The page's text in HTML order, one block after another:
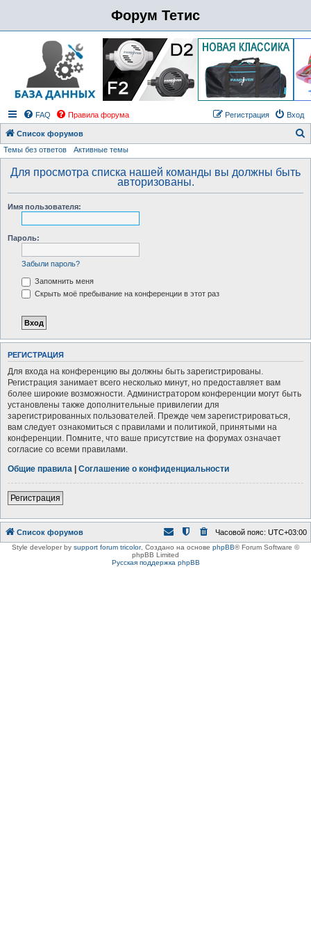
Форум Тетис
FAQ Правила форума Вход
Регистрация
Список форумов
Темы без ответов Активные темы
Для просмотра списка нашей команды вы должны быть
авторизованы.
Имя пользователя:
Пароль:
Забыли пароль?
Запомнить меня
Скрыть моё пребывание на конференции в этот раз
РЕГИСТРАЦИЯ
Для входа на конференцию вы должны быть зарегистрированы.
Регистрация занимает всего несколько минут, но предоставляет вам
более широкие возможности. Администратором конференции могут быть
установлены также дополнительные привилегии для
зарегистрированных пользователей. Прежде чем зарегистрироваться,
вам следует ознакомиться с правилами и политикой, принятыми на
конференции. Помните, что ваше присутствие на форумах означает
согласие со всеми правилами.
Общие правила | Соглашение о конфиденциальности
Регистрация
Список форумов Часовой пояс: UTC+03:00
Style developer by support forum tricolor, Создано на основе phpBB® Forum Software ©
phpBB Limited
Русская поддержка phpBB